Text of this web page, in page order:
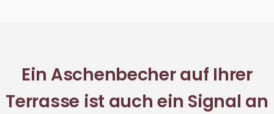
Ein Aschenbecher auf Ihrer
Terrasse ist auch ein Signal an